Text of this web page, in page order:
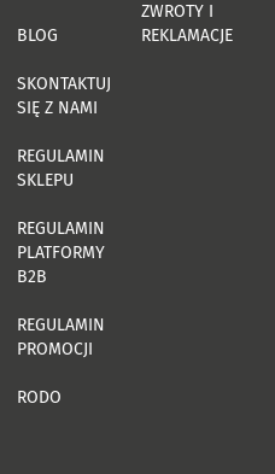
BLOG
SKONTAKTUJ
SIĘ Z NAMI
REGULAMIN
SKLEPU
REGULAMIN
PLATFORMY
B2B
REGULAMIN
PROMOCJI
RODO
ZWROTY I
REKLAMACJE